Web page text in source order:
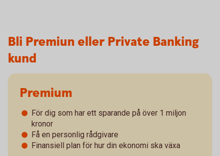
Bli Premiun eller Private Banking
kund
Premium
För dig som har ett sparande på över 1 miljon
kronor
Få en personlig rådgivare
Finansiell plan för hur din ekonomi ska växa